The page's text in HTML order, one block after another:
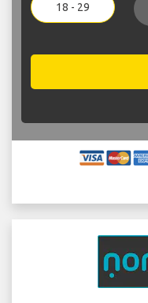
18 - 29